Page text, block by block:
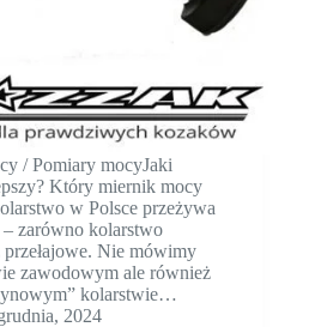
/ Pomiary mocyJaki
Który miernik mocy
w Polsce przeżywa
zarówno kolarstwo
Nie mówimy
zawodowym ale również
kolarstwie…
2024